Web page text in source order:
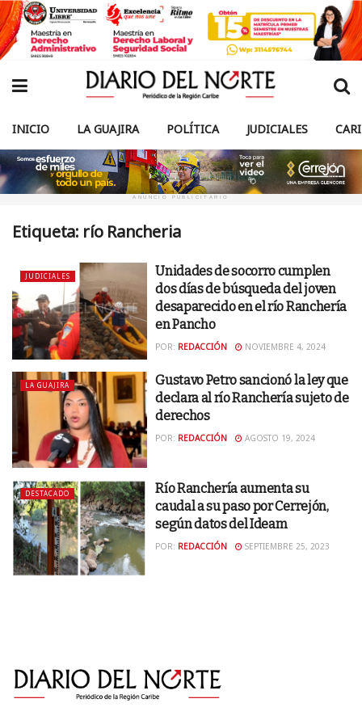
INICIO LA GUAJIRA POLÍTICA JUDICIALES
ANUNCIO PUBLICITARIO
Etiqueta: río Rancheria
JUDICIALES
Unidades de socorro cumplen
dos días de búsqueda del joven
desaparecido en el río Ranchería
en Pancho
POR: REDACCIÓN NOVIEMBRE 4, 2024
LA GUAJIRA
Gustavo Petro sancionó la ley que
declara al río Ranchería sujeto de
derechos
POR: REDACCIÓN AGOSTO 19, 2024
DESTACADO
Río Ranchería aumenta su
caudal a su paso por Cerrejón,
según datos del Ideam
POR: REDACCIÓN SEPTIEMBRE 25, 2023